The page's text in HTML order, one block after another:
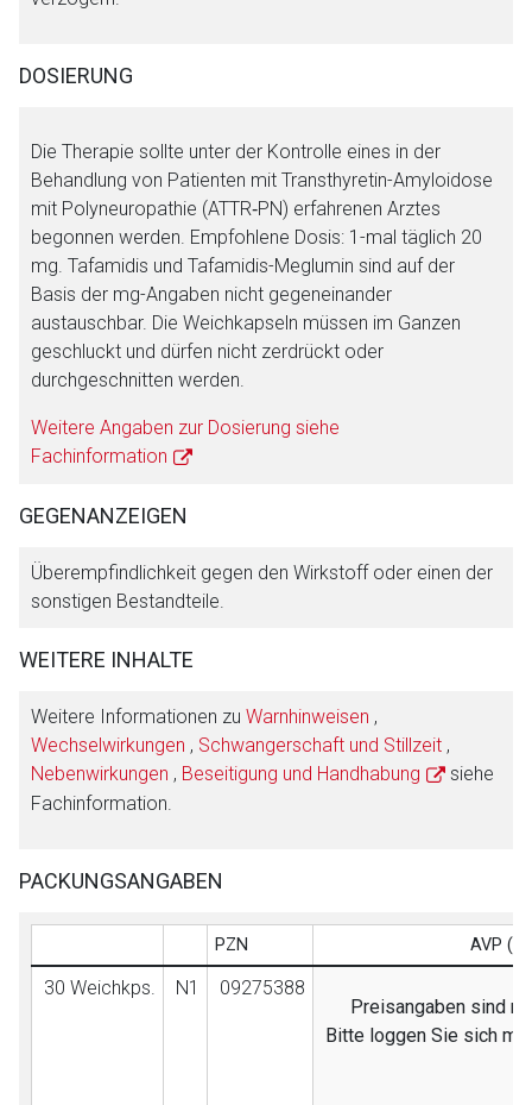
DOSIERUNG
Die Therapie sollte unter der Kontrolle eines in der
Behandlung von Patienten mit Transthyretin-Amyloidose
mit Polyneuropathie (ATTR‑PN) erfahrenen Arztes
begonnen werden. Empfohlene Dosis: 1-mal täglich 20
mg. Tafamidis und Tafamidis-Meglumin sind auf der
Basis der mg-Angaben nicht gegeneinander
austauschbar. Die Weichkapseln müssen im Ganzen
geschluckt und dürfen nicht zerdrückt oder
durchgeschnitten werden.
Weitere Angaben zur Dosierung siehe
Fachinformation
GEGENANZEIGEN
Überempfindlichkeit gegen den Wirkstoff oder einen der
sonstigen Bestandteile.
WEITERE INHALTE
Weitere Informationen zu Warnhinweisen ,
Wechselwirkungen , Schwangerschaft und Stillzeit ,
Nebenwirkungen , Beseitigung und Handhabung
siehe
Fachinformation.
PACKUNGSANGABEN
PZN AVP
30 Weichkps. N1
09275388
Preisangaben sind
Bitte loggen Sie sich